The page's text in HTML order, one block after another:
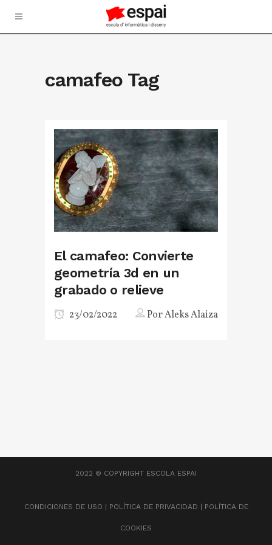
camafeo Tag
El camafeo: Convierte
geometría 3d en un
grabado o relieve
23/02/2022 PorAleks Alaiza
2022 © COPYRIGHT ESCOLA ESPAI
CONDICIONES DE USO POLÍTICA DE PRIVACIDAD POLÍTICA DE
COOKIES